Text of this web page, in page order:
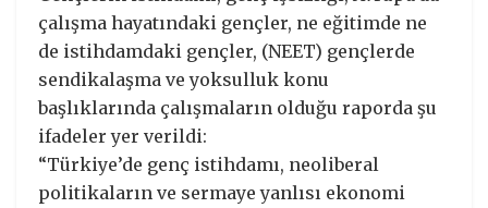
çalışma hayatındaki gençler, ne eğitimde ne
de istihdamdaki gençler, (NEET) gençlerde
sendikalaşma ve yoksulluk konu
başlıklarında çalışmaların olduğu raporda şu
ifadeler yer verildi:
“Türkiye’de genç istihdamı, neoliberal
politikaların ve sermaye yanlısı ekonomi